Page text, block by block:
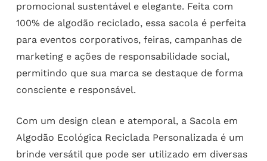
promocional sustentável e elegante. Feita com
100% de algodão reciclado, essa sacola é perfeita
para eventos corporativos, feiras, campanhas de
marketing e ações de responsabilidade social,
permitindo que sua marca se destaque de forma
consciente e responsável.
Com um design clean e atemporal, a Sacola em
Algodão Ecológica Reciclada Personalizada é um
brinde versátil que pode ser utilizado em diversas